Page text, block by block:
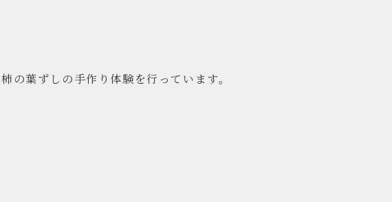
葉ずしの手作り体験を行っています。